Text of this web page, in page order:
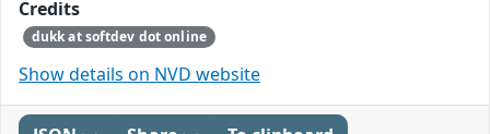
Credits
dukk at softdev dot online
Show details on NVD website